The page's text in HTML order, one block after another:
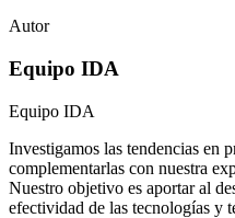
Autor
Equipo IDA
Equipo IDA
Investigamos las tendencias en
complementarlas con nuestra
Nuestro objetivo es aportar al
efectividad de las tecnologías y